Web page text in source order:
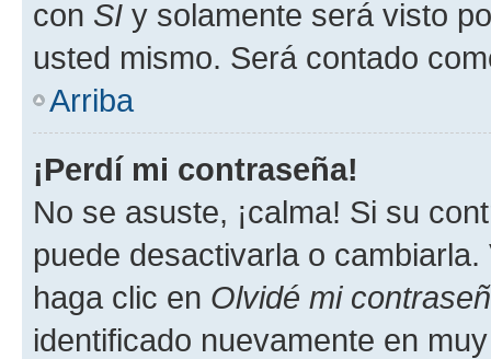
con SI y solamente será visto
usted mismo. Será contado
Arriba
¡Perdí mi contraseña!
No se asuste, ¡calma! Si su
puede desactivarla o
haga clic en Olvidé mi
identificado nuevamente en